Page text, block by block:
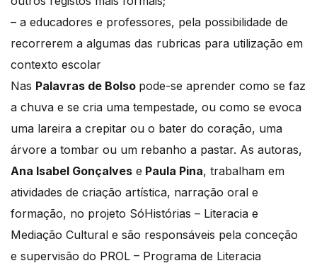
– a educadores e professores, pela possibilidade de
recorrerem a algumas das rubricas para utilização em
contexto escolar
Nas Palavras de Bolso pode-se aprender como se faz
a chuva e se cria uma tempestade, ou como se evoca
uma lareira a crepitar ou o bater do coração, uma
árvore a tombar ou um rebanho a pastar. As autoras,
Ana Isabel Gonçalves e Paula Pina, trabalham em
atividades de criação artística, narração oral e
formação, no projeto SóHistórias – Literacia e
Mediação Cultural e são responsáveis pela conceção
e supervisão do PROL – Programa de Literacia